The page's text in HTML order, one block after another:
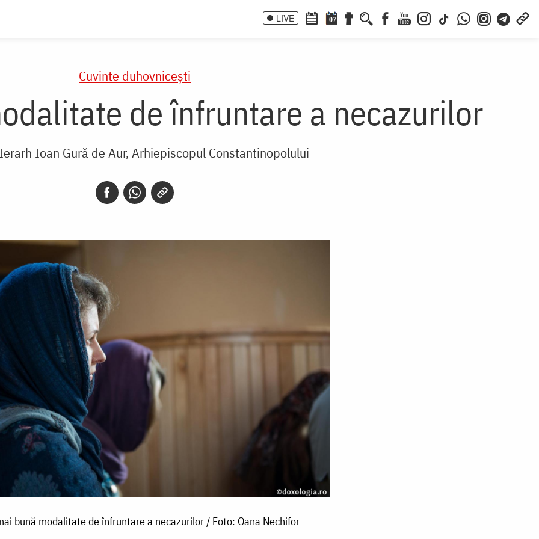
LIVE 07
Cuvinte duhovnicești
de înfruntare a necazurilor
Ioan Gură de Aur, Arhiepiscopul Constantinopolului
bună modalitate de înfruntare a necazurilor / Foto: Oana Nechifor